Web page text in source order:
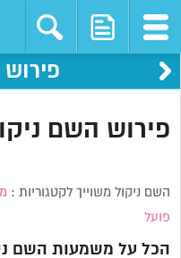
פירוש השם
השם ניקול משוייך לקטגוריות :
פועל
הכל על משמעות השם